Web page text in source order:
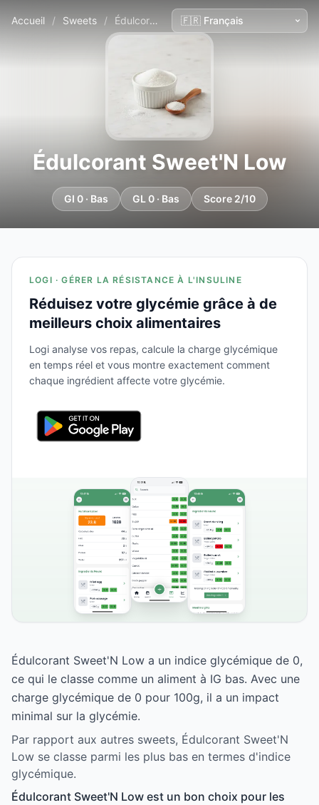
Accueil / Sweets / Édulcorant Sweet'N Low
Édulcorant Sweet'N Low
GI 0 · Bas GL 0 · Bas Score 2/10
LOGI · GÉRER LA RÉSISTANCE À L'INSULINE
Réduisez votre glycémie grâce à de
meilleurs choix alimentaires
Logi analyse vos repas, calcule la charge glycémique
en temps réel et vous montre exactement comment
chaque ingrédient affecte votre glycémie.
Édulcorant Sweet'N Low a un indice glycémique de 0,
ce qui le classe comme un aliment à IG bas. Avec une
charge glycémique de 0 pour 100g, il a un impact
minimal sur la glycémie.
Par rapport aux autres sweets, Édulcorant Sweet'N
Low se classe parmi les plus bas en termes d'indice
glycémique.
Édulcorant Sweet'N Low est un bon choix pour les